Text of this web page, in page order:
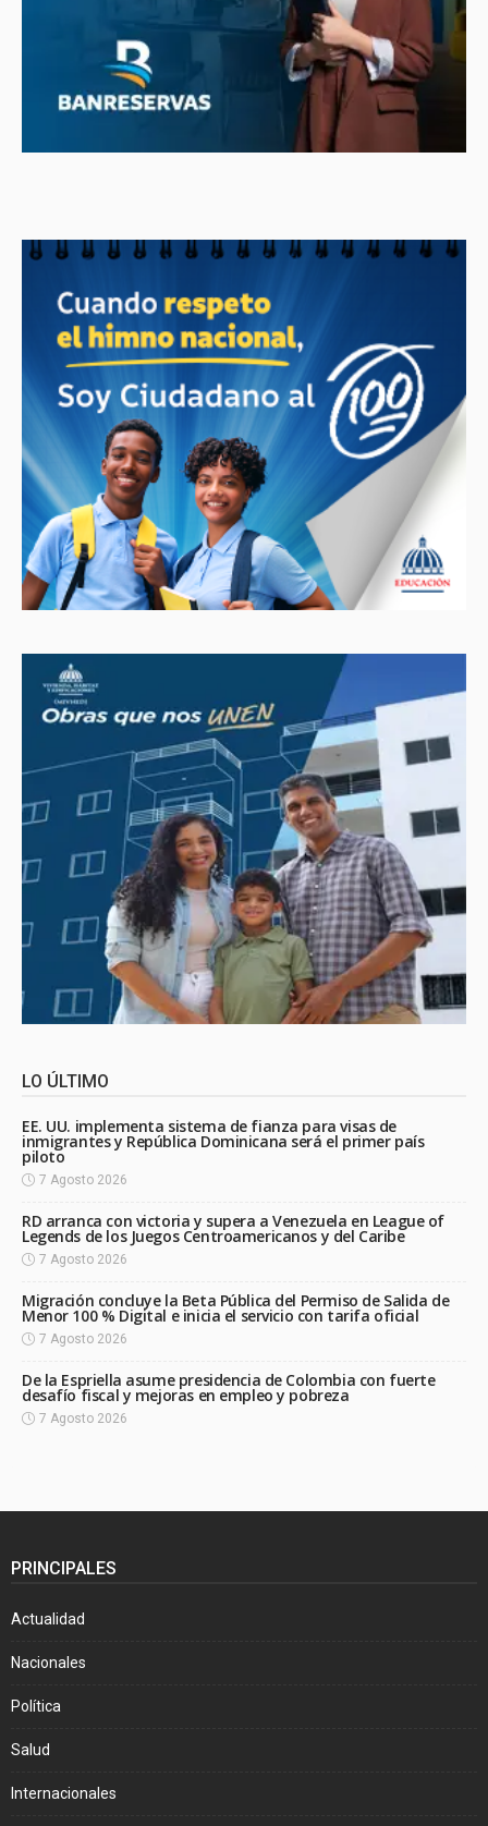
LO ÚLTIMO
EE. UU. implementa sistema de fianza para visas de
inmigrantes y República Dominicana será el primer país
piloto
7 Agosto 2026
RD arranca con victoria y supera a Venezuela en League of
Legends de los Juegos Centroamericanos y del Caribe
7 Agosto 2026
Migración concluye la Beta Pública del Permiso de Salida de
Menor 100 % Digital e inicia el servicio con tarifa oficial
7 Agosto 2026
De la Espriella asume presidencia de Colombia con fuerte
desafío fiscal y mejoras en empleo y pobreza
7 Agosto 2026
PRINCIPALES
Actualidad
Nacionales
Política
Salud
Internacionales